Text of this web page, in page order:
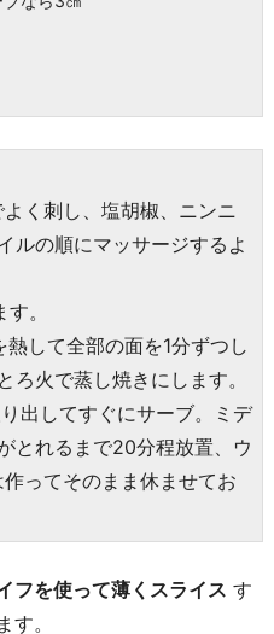
く刺し、塩胡椒、ニンニ
ルの順にマッサージするよ
。
して全部の面を1分ずつし
ろ火で蒸し焼きにします。
出してすぐにサーブ。ミデ
とれるまで20分程放置、ウ
ってそのまま休ませてお
フを使って薄くスライス す
。